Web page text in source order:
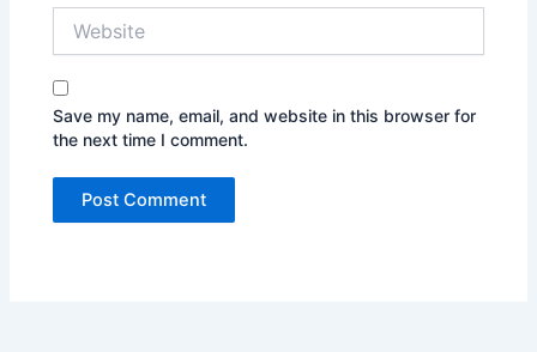
Save my name, email, and website in this browser for
the next time I comment.